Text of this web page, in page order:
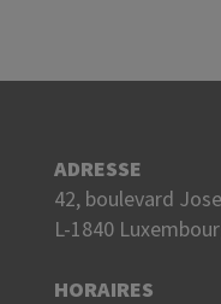
ADRESSE
42, boulevard
L-1840
HORAIRES